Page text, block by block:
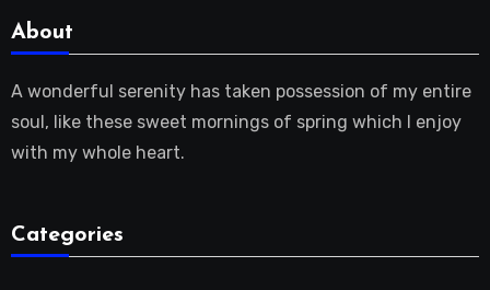
About
A wonderful serenity has taken possession of my entire
soul, like these sweet mornings of spring which I enjoy
with my whole heart.
Categories